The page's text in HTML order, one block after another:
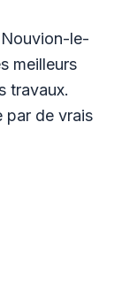
le-
meilleurs
travaux.
par de vrais